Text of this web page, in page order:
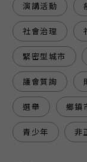
演講活動
社會治理
緊密型城市
議會質詢
選舉 鄉鎮
青少年 非